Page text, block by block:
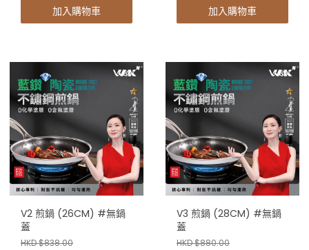
加入購物車 加入購物車
V2 煎鍋 (26CM) #無鍋
蓋
HKD $838.00
V3 煎鍋 (28CM) #無鍋
蓋
HKD $880.00